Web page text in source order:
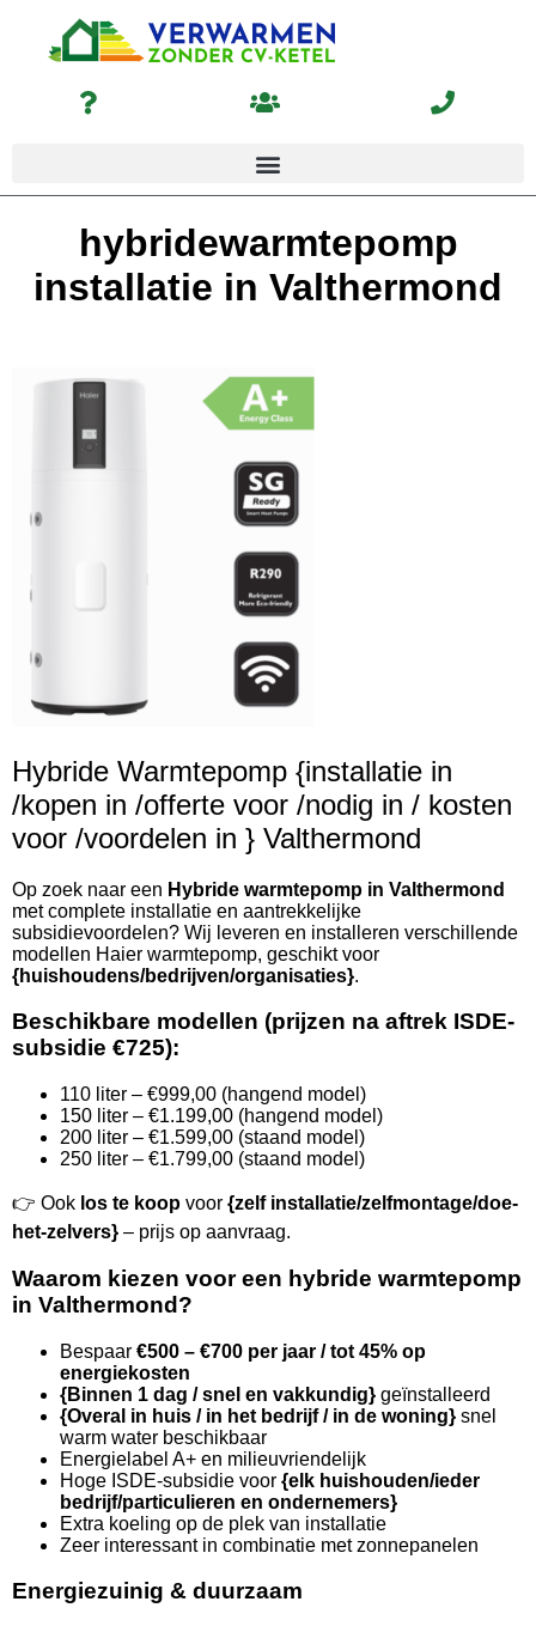
hybridewarmtepomp
installatie in Valthermond
Hybride Warmtepomp {installatie in
/kopen in /offerte voor /nodig in / kosten
voor /voordelen in } Valthermond
Op zoek naar een Hybride warmtepomp in Valthermond
met complete installatie en aantrekkelijke
subsidievoordelen? Wij leveren en installeren verschillende
modellen Haier warmtepomp, geschikt voor
{huishoudens/bedrijven/organisaties}.
Beschikbare modellen (prijzen na aftrek ISDE-
subsidie €725):
110 liter – €999,00 (hangend model)
150 liter – €1.199,00 (hangend model)
200 liter – €1.599,00 (staand model)
250 liter – €1.799,00 (staand model)
👉 Ook los te koop voor {zelf installatie/zelfmontage/doe-
het-zelvers} – prijs op aanvraag.
Waarom kiezen voor een hybride warmtepomp
in Valthermond?
Bespaar €500 – €700 per jaar / tot 45% op
energiekosten
{Binnen 1 dag / snel en vakkundig} geïnstalleerd
{Overal in huis / in het bedrijf / in de woning} snel
warm water beschikbaar
Energielabel A+ en milieuvriendelijk
Hoge ISDE-subsidie voor {elk huishouden/ieder
bedrijf/particulieren en ondernemers}
Extra koeling op de plek van installatie
Zeer interessant in combinatie met zonnepanelen
Energiezuinig & duurzaam